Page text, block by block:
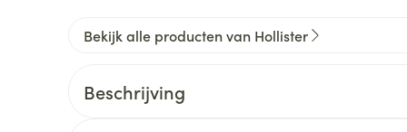
Bekijk alle producten van Hollister
Beschrijving